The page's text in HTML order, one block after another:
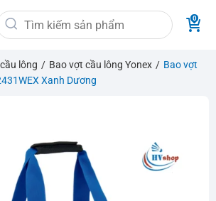
lông / Bao vợt cầu lông Yonex / Bao vợt
Xanh Dương